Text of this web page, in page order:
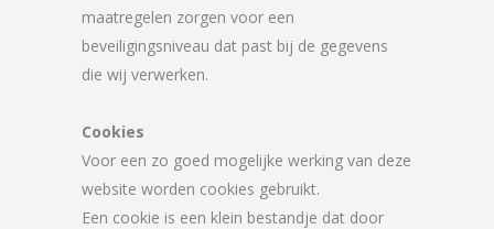
maatregelen zorgen voor een
beveiligingsniveau dat past bij de gegevens
die wij verwerken.
Cookies
Voor een zo goed mogelijke werking van deze
website worden cookies gebruikt.
Een cookie is een klein bestandje dat door